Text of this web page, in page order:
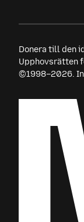
Donera till den
Upphovsrätten
©1998–2026.